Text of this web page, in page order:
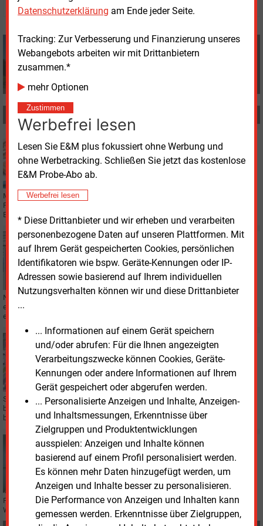
Datenschutzerklärung am Ende jeder Seite.
Tracking: Zur Verbesserung und Finanzierung unseres
Webangebots arbeiten wir mit Drittanbietern
zusammen.*
mehr Optionen
Zustimmen
Werbefrei lesen
Lesen Sie E&M plus fokussiert ohne Werbung und
ohne Werbetracking. Schließen Sie jetzt das kostenlose
E&M Probe-Abo ab.
Werbefrei lesen
* Diese Drittanbieter und wir erheben und verarbeiten
personenbezogene Daten auf unseren Plattformen. Mit
auf Ihrem Gerät gespeicherten Cookies, persönlichen
Identifikatoren wie bspw. Geräte-Kennungen oder IP-
Adressen sowie basierend auf Ihrem individuellen
Nutzungsverhalten können wir und diese Drittanbieter
...
... Informationen auf einem Gerät speichern
und/oder abrufen: Für die Ihnen angezeigten
Verarbeitungszwecke können Cookies, Geräte-
Kennungen oder andere Informationen auf Ihrem
Gerät gespeichert oder abgerufen werden.
... Personalisierte Anzeigen und Inhalte, Anzeigen-
und Inhaltsmessungen, Erkenntnisse über
Zielgruppen und Produktentwicklungen
ausspielen: Anzeigen und Inhalte können
basierend auf einem Profil personalisiert werden.
Es können mehr Daten hinzugefügt werden, um
Anzeigen und Inhalte besser zu personalisieren.
Die Performance von Anzeigen und Inhalten kann
gemessen werden. Erkenntnisse über Zielgruppen,
dpa
+49 (0) 8152 9311 0
FINANZIERUNG
Fördertopf für energetische Stadtsanierung leer
Mehr Nachfrage als Geld im Topf: Die KfW-Bank nimmt keine Anträge zur
Förderung energetischer Stadtsanierung mehr an. Das
Bundesbauministerium verweist auf die Haushaltslage.
Montag, 11.05.2026, 14:56
EUROPA
Brüssel vergibt Milliardenhilfen für Wasserstoff
Neue Elektrolyseure sollen die Wasserstoffproduktion auf
europäischem
einer Milliarde Euro an neun Projekte.
Freitag, 8.05.2026, 15:34
Allianz Trade sieht Schub für Elektromobilität
Steigende Ölpreise könnten die Nachfrage nach Elektroautos in Europa
beschleunigen. Eine Studie von Allianz Trade verweist zugleich auf Defizite
bei Ladepunkten und Stromnetzen.
Montag, 20.04.2026, 10:44
WASSERSTOFF
Polen gründet EU-zertifizierten
Wasserstoffnetzbetreiber
Polen hat von der EU grünes Licht für die Gründung des ersten
Wasserstoffnetzbetreibers der EU erhalten.